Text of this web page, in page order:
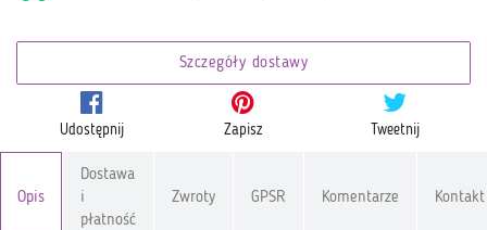
Szczegóły dostawy
Udostępnij Zapisz Tweetnij
Opis
Dostawa
i
płatność
Zwroty GPSR Komentarze Kontakt